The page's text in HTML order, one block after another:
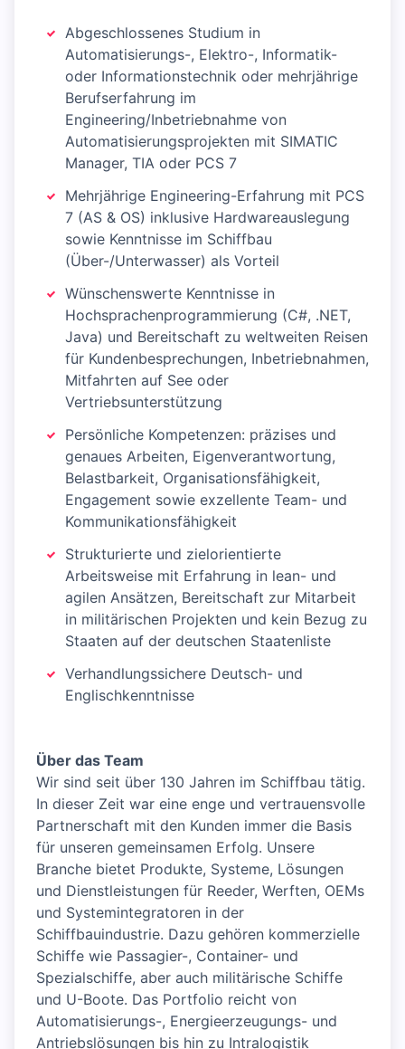
Abgeschlossenes Studium in
Automatisierungs-, Elektro-, Informatik-
oder Informationstechnik oder mehrjährige
Berufserfahrung im
Engineering/Inbetriebnahme von
Automatisierungsprojekten mit SIMATIC
Manager, TIA oder PCS 7
Mehrjährige Engineering-Erfahrung mit PCS
7 (AS & OS) inklusive Hardwareauslegung
sowie Kenntnisse im Schiffbau
(Über-/Unterwasser) als Vorteil
Wünschenswerte Kenntnisse in
Hochsprachenprogrammierung (C#, .NET,
Java) und Bereitschaft zu weltweiten Reisen
für Kundenbesprechungen, Inbetriebnahmen,
Mitfahrten auf See oder
Vertriebsunterstützung
Persönliche Kompetenzen: präzises und
genaues Arbeiten, Eigenverantwortung,
Belastbarkeit, Organisationsfähigkeit,
Engagement sowie exzellente Team- und
Kommunikationsfähigkeit
Strukturierte und zielorientierte
Arbeitsweise mit Erfahrung in lean- und
agilen Ansätzen, Bereitschaft zur Mitarbeit
in militärischen Projekten und kein Bezug zu
Staaten auf der deutschen Staatenliste
Verhandlungssichere Deutsch- und
Englischkenntnisse
Über das Team
Wir sind seit über 130 Jahren im Schiffbau tätig.
In dieser Zeit war eine enge und vertrauensvolle
Partnerschaft mit den Kunden immer die Basis
für unseren gemeinsamen Erfolg. Unsere
Branche bietet Produkte, Systeme, Lösungen
und Dienstleistungen für Reeder, Werften, OEMs
und Systemintegratoren in der
Schiffbauindustrie. Dazu gehören kommerzielle
Schiffe wie Passagier-, Container- und
Spezialschiffe, aber auch militärische Schiffe
und U-Boote. Das Portfolio reicht von
Automatisierungs-, Energieerzeugungs- und
Antriebslösungen bis hin zu Intralogistik